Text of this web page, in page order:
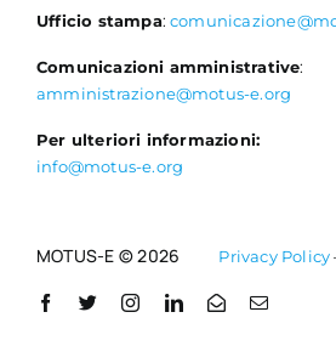
Ufficio stampa:
Comunicazioni amministrative:
amministrazione@motus-e.org
Per ulteriori informazioni:
info@motus-e.org
MOTUS-E © 2026 Privacy Policy